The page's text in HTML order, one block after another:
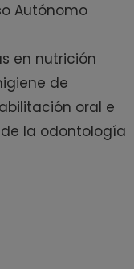
Autónomo
en nutrición
de
oral e
la odontología